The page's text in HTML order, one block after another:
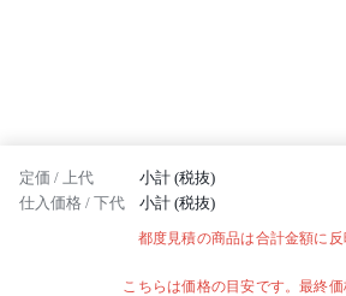
定価 / 上代 小計 (税抜)
仕入価格 / 下代 小計 (税抜)
都度見積の商品は合計金額に
こちらは価格の目安です。最終